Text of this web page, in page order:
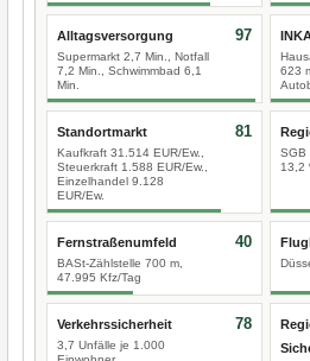
Alltagsversorgung
Supermarkt 2,7 Min., Notfall
7,2 Min., Schwimmbad 6,1
Min.
97
623
Standortmarkt
Kaufkraft 31.514 EUR/Ew.,
Steuerkraft 1.588 EUR/Ew.,
Einzelhandel 9.128
EUR/Ew.
81
SGB
13,2
Fernstraßenumfeld
BASt-Zählstelle 700 m,
47.995 Kfz/Tag
40
Verkehrssicherheit
3,7 Unfälle je 1.000
78